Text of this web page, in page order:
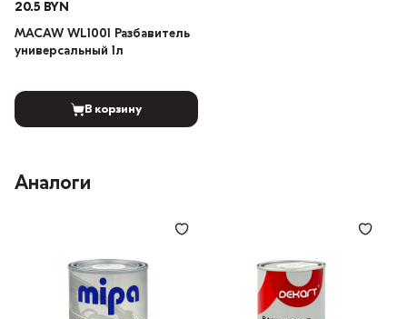
20.5 BYN
MACAW WL1001 Разбавитель
универсальный 1л
В корзину
Аналоги